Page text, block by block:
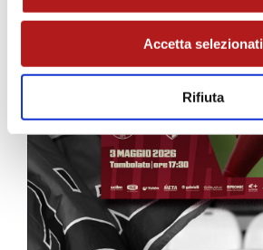
Accetta selezionati
Rifiuta